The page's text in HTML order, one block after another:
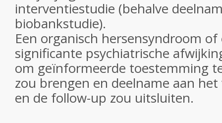
interventiestudie (behalve
biobankstudie).
Een organisch hersensyndroom of
significante psychiatrische
om geïnformeerde toestemming
zou brengen en deelname aan
en de follow-up zou uitsluiten.